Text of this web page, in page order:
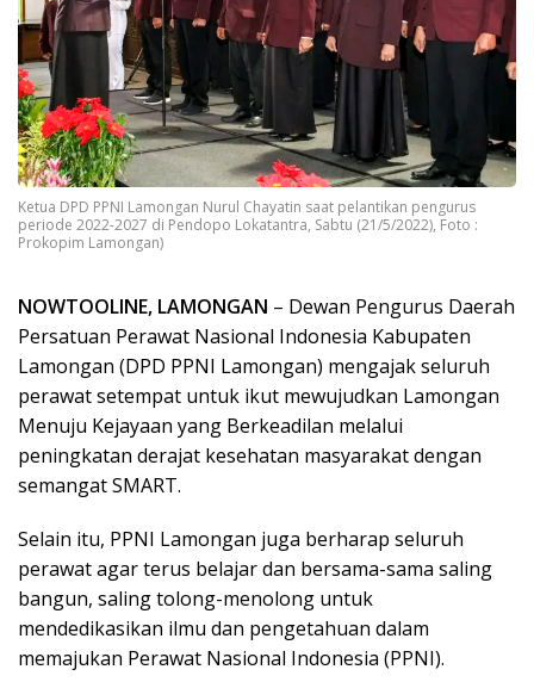
Ketua DPD PPNI Lamongan Nurul Chayatin saat pelantikan pengurus
periode 2022-2027 di Pendopo Lokatantra, Sabtu (21/5/2022), Foto :
Prokopim Lamongan)
NOWTOOLINE, LAMONGAN – Dewan Pengurus Daerah
Persatuan Perawat Nasional Indonesia Kabupaten
Lamongan (DPD PPNI Lamongan) mengajak seluruh
perawat setempat untuk ikut mewujudkan Lamongan
Menuju Kejayaan yang Berkeadilan melalui
peningkatan derajat kesehatan masyarakat dengan
semangat SMART.
Selain itu, PPNI Lamongan juga berharap seluruh
perawat agar terus belajar dan bersama-sama saling
bangun, saling tolong-menolong untuk
mendedikasikan ilmu dan pengetahuan dalam
memajukan Perawat Nasional Indonesia (PPNI).